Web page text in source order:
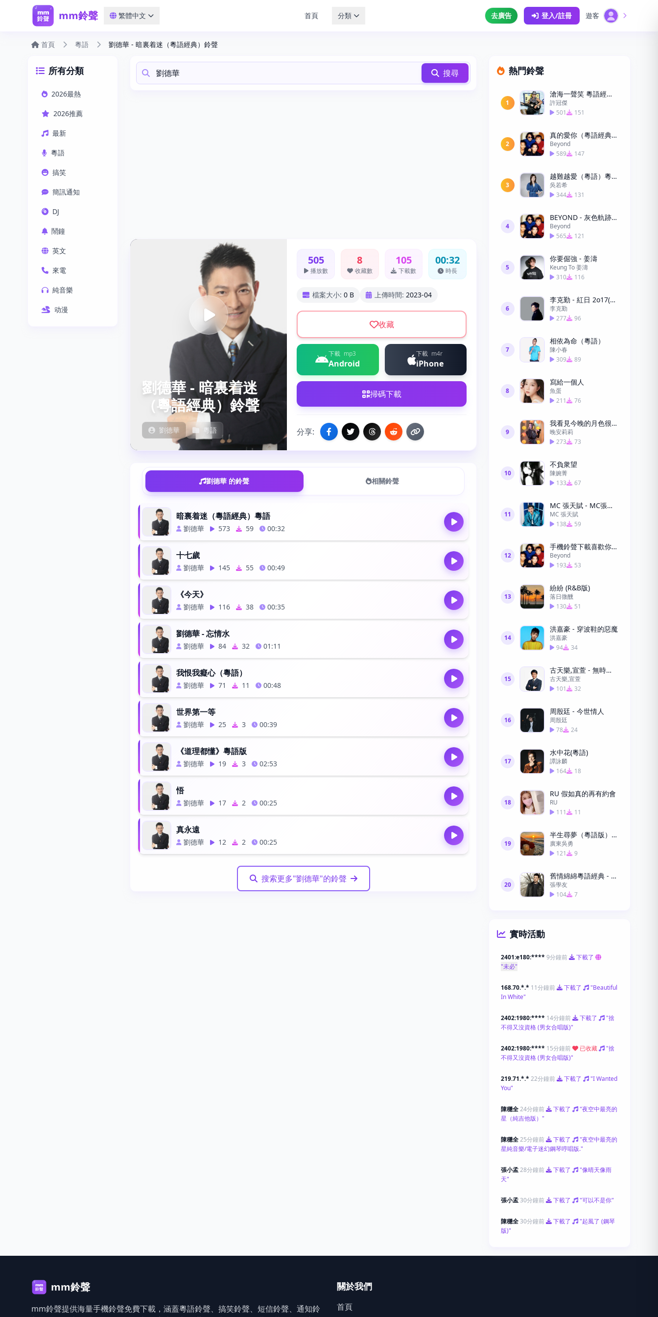
mm鈴聲 繁體中文 首頁 分類 去廣告 登入/註冊 遊客
首頁 粵語 劉德華 - 暗裏着迷（粵語經典）鈴聲
所有分類
2026最熱
2026推薦
最新
粵語
搞笑
簡訊通知
DJ
鬧鐘
英文
來電
純音樂
动漫
搜尋
劉德華 - 暗裏着迷
（粵語經典）鈴聲
劉德華 粵語
505
播放數
8
收藏數
105
下載數
00:32
時長
檔案大小: 0 B 上傳時間: 2023-04
收藏
下載 mp3
Android
下載 m4r
iPhone
掃碼下載
分享:
劉德華 的鈴聲 相關鈴聲
暗裏着迷（粵語經典）粵語
劉德華 573 59 00:32
十七歲
劉德華 145 55 00:49
《今天》
劉德華 116 38 00:35
劉德華 - 忘情水
劉德華 84 32 01:11
我恨我癡心（粵語）
劉德華 71 11 00:48
世界第一等
劉德華 25 3 00:39
《道理都懂》粵語版
劉德華 19 3 02:53
悟
劉德華 17 2 00:25
真永遠
劉德華 12 2 00:25
搜索更多"劉德華"的鈴聲
熱門鈴聲
1
滄海一聲笑 粵語經典手機鈴聲下載
許冠傑
501
151
2
真的愛你（粵語經典）
Beyond
589
147
3
越難越愛（粵語）粵語手機鈴聲下載
吳若希
344
131
4
BEYOND - 灰色軌跡 吉他solo
Beyond
565
121
5
你要倔強 - 姜濤
Keung To 姜濤
310
116
6
李克勤 - 紅日 2o17(粵語)鈴聲免費
李克勤
277
96
7
相依為命（粵語）
陳小春
309
89
8
寫給一個人
魚蛋
211
76
9
我看見今晚的月色很美，你呢？
晚安莉莉
273
73
10
不負衆望
陳婉菁
133
67
11
MC 張天賦 - MC張天賦-男人怎可以1
MC 張天賦
138
59
12
手機鈴聲下載喜歡你粵語
Beyond
193
53
13
紛紛 (R&B版)
落日微醺
130
51
14
洪嘉豪 - 穿波鞋的惡魔
洪嘉豪
94
34
15
古天樂,宣萱 - 無時空之戀
古天樂,宣萱
101
32
16
周殷廷 - 今世情人
周殷廷
78
24
17
水中花(粵語)
譚詠麟
164
18
18
RU 假如真的再有約會
RU
111
11
19
半生尋夢（粵語版）—廣東吳勇
廣東吳勇
121
9
20
舊情綿綿粵語經典 - 張學友下載高清
張學友
104
7
實時活動
2401:e180:**** 9分鐘前
下載了
"未必"
168.70.*.* 11分鐘前 下載了
"Beautiful
In White"
2402:1980:**** 14分鐘前 下載了
"捨
不得又沒資格 (男女合唱版)"
2402:1980:**** 15分鐘前 已收藏
"捨
不得又沒資格 (男女合唱版)"
219.71.*.* 22分鐘前 下載了
"I Wanted
You"
陳穩全24分鐘前 下載了
"夜空中最亮的
星（純吉他版）"
陳穩全25分鐘前 下載了
"夜空中最亮的
星純音樂/電子迷幻鋼琴哼唱版."
張小孟28分鐘前 下載了
"像晴天像雨
天"
張小孟30分鐘前 下載了 "可以不是你"
陳穩全30分鐘前 下載了
"起風了 (鋼琴
版)"
mm鈴聲
mm鈴聲提供海量手機鈴聲免費下載，涵蓋粵語鈴聲、搞笑鈴聲、短信鈴聲、通知鈴
關於我們
首頁